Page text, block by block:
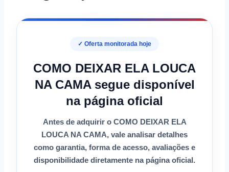
✓ Oferta monitorada hoje
COMO DEIXAR ELA LOUCA
NA CAMA segue disponível
na página oficial
Antes de adquirir o COMO DEIXAR ELA
LOUCA NA CAMA, vale analisar detalhes
como garantia, forma de acesso, avaliações e
disponibilidade diretamente na página oficial.